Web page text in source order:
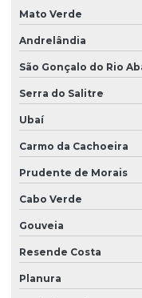
Mato Verde
Andrelândia
São Gonçalo do Rio
Serra do Salitre
Ubaí
Carmo da Cachoeira
Prudente de Morais
Cabo Verde
Gouveia
Resende Costa
Planura